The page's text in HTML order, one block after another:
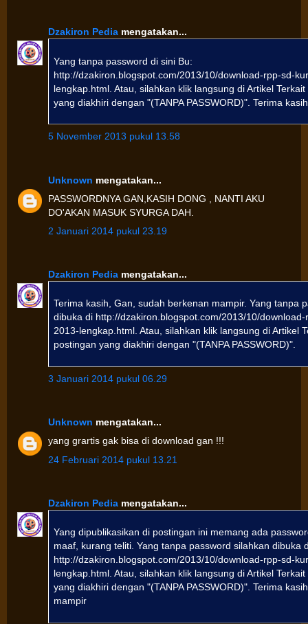
Dzakiron Pedia mengatakan...
Yang tanpa password di sini Bu:
http://dzakiron.blogspot.com/2013/10/download-rpp-sd-
lengkap.html. Atau, silahkan klik langsung di Artikel
yang diakhiri dengan "(TANPA PASSWORD)". Terima
5 November 2013 pukul 13.58
Unknown mengatakan...
PASSWORDNYA GAN,KASIH DONG , NANTI AKU
DO'AKAN MASUK SYURGA DAH.
2 Januari 2014 pukul 23.19
Dzakiron Pedia mengatakan...
Terima kasih, Gan, sudah berkenan mampir. Yang tanpa
dibuka di http://dzakiron.blogspot.com/2013/10/
2013-lengkap.html. Atau, silahkan klik langsung di Artikel
postingan yang diakhiri dengan "(TANPA PASSWORD)".
3 Januari 2014 pukul 06.29
Unknown mengatakan...
yang grartis gak bisa di download gan !!!
24 Februari 2014 pukul 13.21
Dzakiron Pedia mengatakan...
Yang dipublikasikan di postingan ini memang ada
maaf, kurang teliti. Yang tanpa password silahkan dibuka
http://dzakiron.blogspot.com/2013/10/download-rpp-sd-
lengkap.html. Atau, silahkan klik langsung di Artikel
yang diakhiri dengan "(TANPA PASSWORD)". Terima
mampir